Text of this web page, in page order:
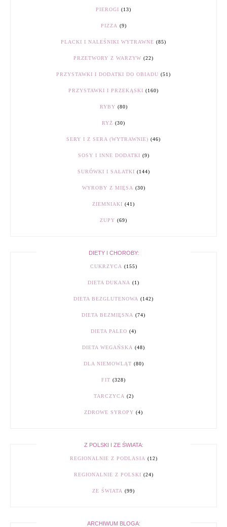
PIEROGI (13)
PIZZA (9)
PLACKI I NALEŚNIKI WYTRAWNE (85)
PRZETWORY Z WARZYW (22)
PRZYSTAWKI I DODATKI DO OBIADU (51)
PRZYSTAWKI I PRZEKĄSKI (160)
RYBY (80)
RYŻ (30)
SERY I Z SERA (WYTRAWNIE) (46)
SOSY I INNE DODATKI (9)
SURÓWKI I SAŁATKI (144)
WYROBY Z MIĘSA (30)
ZIEMNIAKI (41)
ZUPY (69)
DIETY I CHOROBY:
CUKRZYCA (155)
DIETA DUKANA (1)
DIETA BEZGLUTENOWA (142)
DIETA BEZMIĘSNA (74)
DIETA PALEO (4)
DIETA WEGAŃSKA (48)
DLA NIEMOWLĄT (80)
FIT (328)
TARCZYCA (2)
ZDROWE SYROPY (4)
Z POLSKI I ZE ŚWIATA:
REGIONALNIE Z PODLASIA (12)
REGIONALNIE Z POLSKI (24)
ZE ŚWIATA (99)
ARCHIWUM BLOGA: